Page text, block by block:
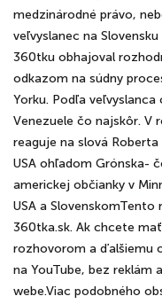
medzinárodné právo,
veľvyslanec na
360tku obhajoval
odkazom na súdny
Yorku. Podľa
Venezuele čo najskôr. V
reaguje na slová
USA ohľadom Grónska-
americkej občianky v
USA a
360tka.sk. Ak chcete
rozhovorom a ďalšiemu
na YouTube, bez reklám
webe.Viac podobného